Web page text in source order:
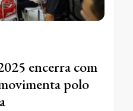
encerra com
polo